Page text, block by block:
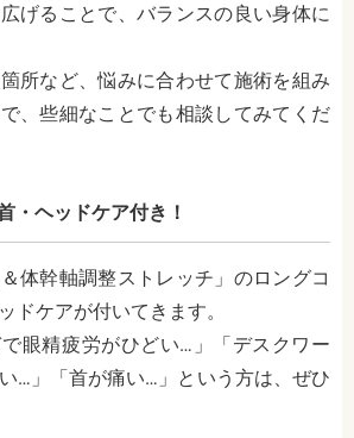
げることで、バランスの良い身体に
所など、悩みに合わせて施術を組み
、些細なことでも相談してみてくだ
・ヘッドケア付き！
体幹軸調整ストレッチ」のロングコ
ドケアが付いてきます。
で眼精疲労がひどい…」「デスクワー
…」「首が痛い…」という方は、ぜひ